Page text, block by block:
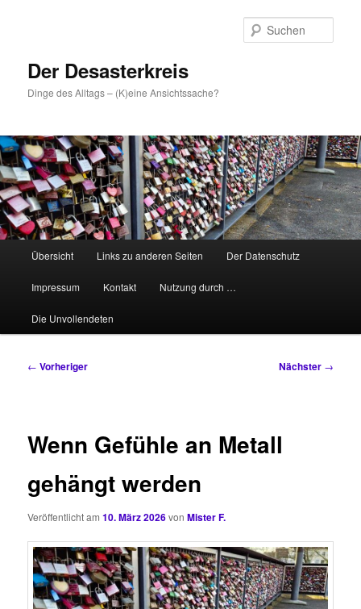
Der Desasterkreis
Dinge des Alltags – (K)eine Ansichtssache?
HauptmenüÜbersicht Links zu anderen Seiten Der Datenschutz
Impressum Kontakt Nutzung durch …
Die Unvollendeten
Beitragsnavigation
← Vorheriger Nächster →
Wenn Gefühle an Metall
gehängt werden
Veröffentlicht am10. März 2026vonMister F.